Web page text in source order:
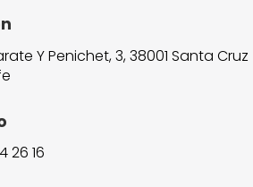
Y Penichet, 3, 38001 Santa Cruz
26 16